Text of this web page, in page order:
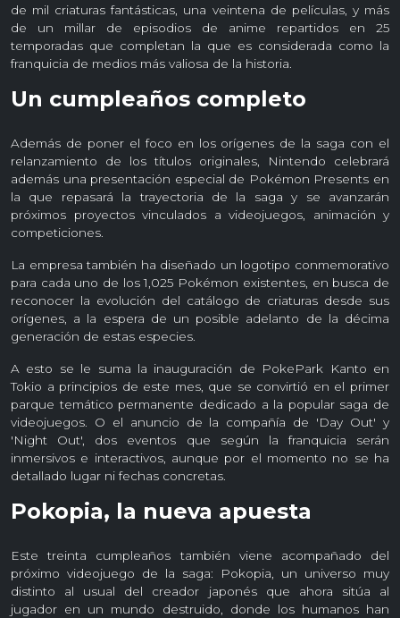
de mil criaturas fantásticas, una veintena de películas, y más
de un millar de episodios de anime repartidos en 25
temporadas que completan la que es considerada como la
franquicia de medios más valiosa de la historia.
Un cumpleaños completo
Además de poner el foco en los orígenes de la saga con el
relanzamiento de los títulos originales, Nintendo celebrará
además una presentación especial de Pokémon Presents en
la que repasará la trayectoria de la saga y se avanzarán
próximos proyectos vinculados a videojuegos, animación y
competiciones.
La empresa también ha diseñado un logotipo conmemorativo
para cada uno de los 1,025 Pokémon existentes, en busca de
reconocer la evolución del catálogo de criaturas desde sus
orígenes, a la espera de un posible adelanto de la décima
generación de estas especies.
A esto se le suma la inauguración de PokePark Kanto en
Tokio a principios de este mes, que se convirtió en el primer
parque temático permanente dedicado a la popular saga de
videojuegos. O el anuncio de la compañía de 'Day Out' y
'Night Out', dos eventos que según la franquicia serán
inmersivos e interactivos, aunque por el momento no se ha
detallado lugar ni fechas concretas.
Pokopia, la nueva apuesta
Este treinta cumpleaños también viene acompañado del
próximo videojuego de la saga: Pokopia, un universo muy
distinto al usual del creador japonés que ahora sitúa al
jugador en un mundo destruido, donde los humanos han